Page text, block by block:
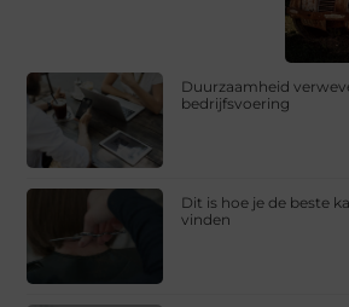
Duurzaamheid
bedrijfsvoering
Dit is hoe je de beste
vinden